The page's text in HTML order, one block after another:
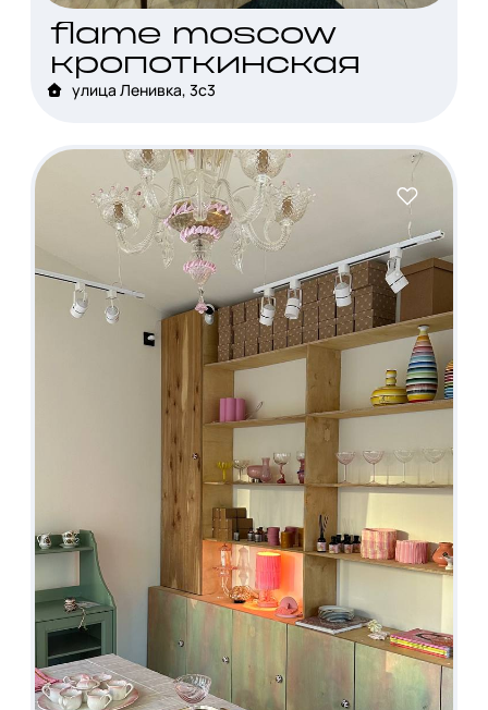
flame moscow
кропоткинская
улица Ленивка, 3с3